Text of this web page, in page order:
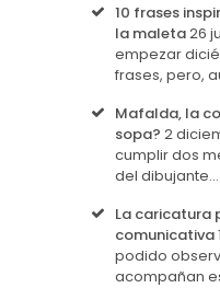
10 frases
la maleta26
empezar
frases, pero,
Mafalda, la
sopa? 2
cumplir dos
del dibujante…
La caricatura
comunicativa
podido
acompañan